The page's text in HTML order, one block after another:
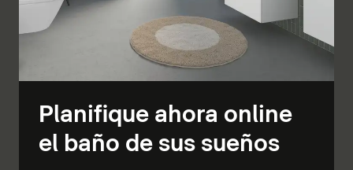
Planifique ahora online
el baño de sus sueños